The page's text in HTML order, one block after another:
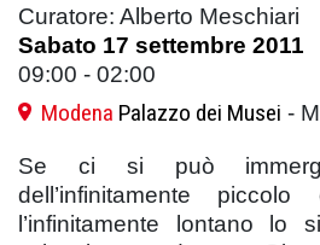
Curatore: Alberto Meschiari
Sabato 17 settembre 2011
09:00 - 02:00
Modena Palazzo dei Musei -
Se ci si può
dell’infinitamente
l’infinitamente lontano lo